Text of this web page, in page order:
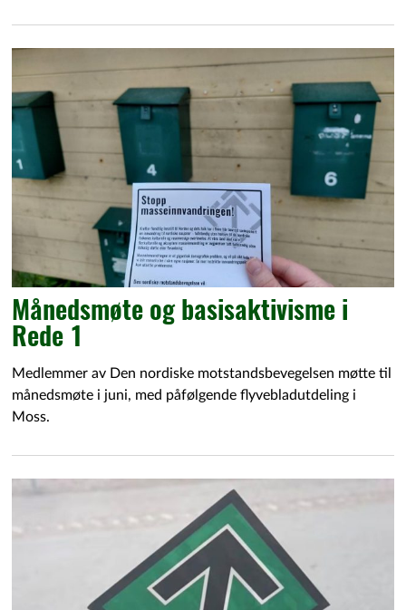
Månedsmøte og basisaktivisme i
Rede 1
Medlemmer av Den nordiske motstandsbevegelsen møtte til
månedsmøte i juni, med påfølgende flyvebladutdeling i
Moss.